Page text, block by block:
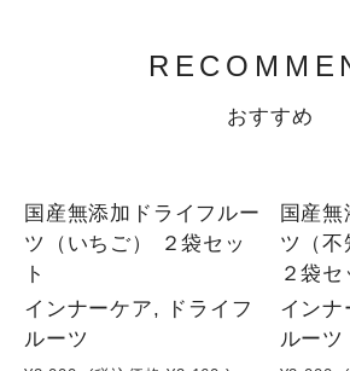
おすすめ
国産無添加ドライフルー
ツ（いちご） ２袋セッ
ト
インナーケア, ドライフ
ルーツ
国産
ツ（不
２袋セ
インナ
ルーツ